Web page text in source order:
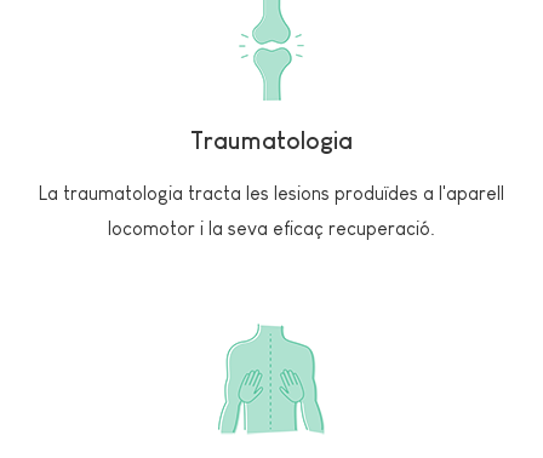
Traumatologia
La traumatologia tracta les lesions produïdes a l'aparell
locomotor i la seva eficaç recuperació.